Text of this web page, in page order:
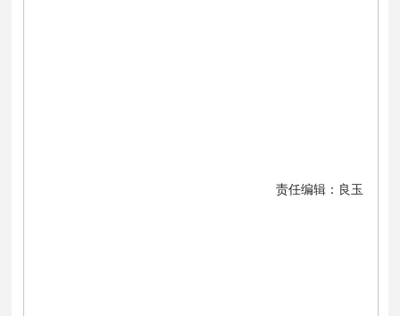
责任编辑：良玉